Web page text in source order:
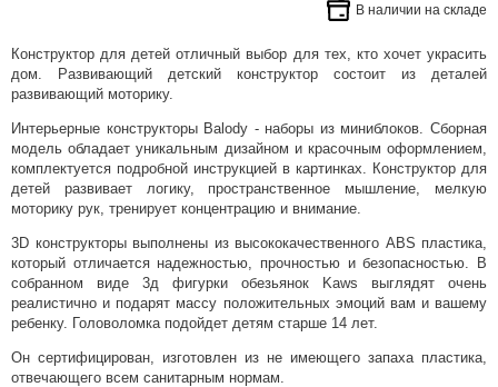
В наличии на складе
Конструктор для детей отличный выбор для тех, кто хочет украсить
дом. Развивающий детский конструктор состоит из деталей
развивающий моторику.
Интерьерные конструкторы Balody - наборы из миниблоков. Сборная
модель обладает уникальным дизайном и красочным оформлением,
комплектуется подробной инструкцией в картинках. Конструктор для
детей развивает логику, пространственное мышление, мелкую
моторику рук, тренирует концентрацию и внимание.
3D конструкторы выполнены из высококачественного ABS пластика,
который отличается надежностью, прочностью и безопасностью. В
собранном виде 3д фигурки обезьянок Kaws выглядят очень
реалистично и подарят массу положительных эмоций вам и вашему
ребенку. Головоломка подойдет детям старше 14 лет.
Он сертифицирован, изготовлен из не имеющего запаха пластика,
отвечающего всем санитарным нормам.